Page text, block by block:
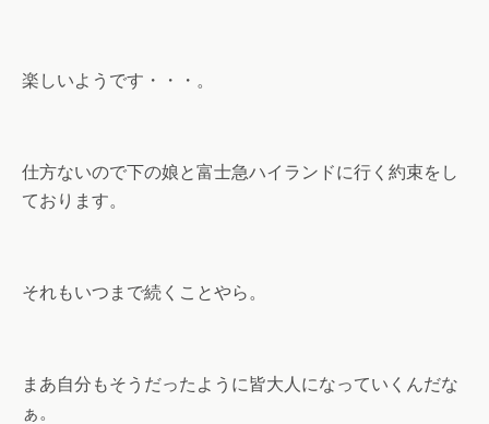
楽しいようです・・・。
仕方ないので下の娘と富士急ハイランドに行く約束をし
ております。
それもいつまで続くことやら。
まあ自分もそうだったように皆大人になっていくんだな
ぁ。